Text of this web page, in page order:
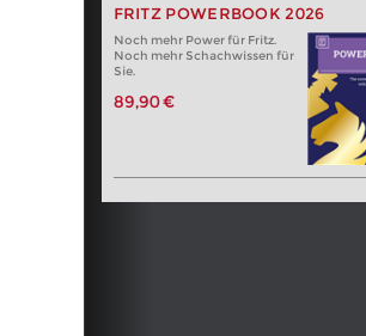
FRITZ POWERBOOK 2026
Noch mehr Power für Fritz.
Noch mehr Schachwissen für
Sie.
89,90 €